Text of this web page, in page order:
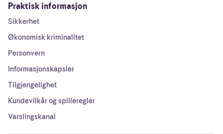
Praktisk informasjon
Sikkerhet
Økonomisk kriminalitet
Personvern
Informasjonskapsler
Tilgjengelighet
Kundevilkår og spilleregler
Varslingskanal